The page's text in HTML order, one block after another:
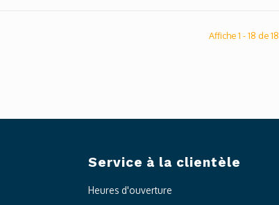
Affiche 1 - 18 de 18
Service à la clientèle
Heures d'ouverture